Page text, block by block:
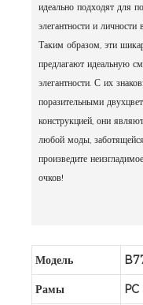
идеально подходят для
элегантности и личности
Таким образом, эти
предлагают идеальную
элегантности. С их
поразительными
конструкцией, они
любой моды,
произведите
очков!
Модель
Рамы PC